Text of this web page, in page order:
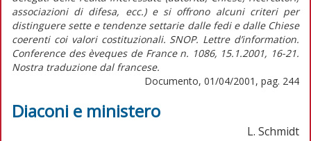
associazioni di difesa, ecc.) e si offrono alcuni criteri per
distinguere sette e tendenze settarie dalle fedi e dalle Chiese
coerenti coi valori costituzionali. SNOP. Lettre d’information.
Conference des èveques de France n. 1086, 15.1.2001, 16-21.
Nostra traduzione dal francese.
Documento, 01/04/2001, pag. 244
Diaconi e ministero
L. Schmidt